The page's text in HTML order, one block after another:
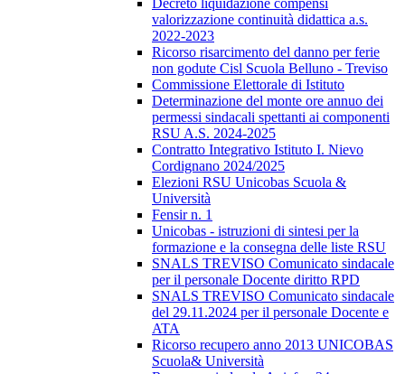
Decreto liquidazione compensi
valorizzazione continuità didattica a.s.
2022-2023
Ricorso risarcimento del danno per ferie
non godute Cisl Scuola Belluno - Treviso
Commissione Elettorale di Istituto
Determinazione del monte ore annuo dei
permessi sindacali spettanti ai componenti
RSU A.S. 2024-2025
Contratto Integrativo Istituto I. Nievo
Cordignano 2024/2025
Elezioni RSU Unicobas Scuola &
Università
Fensir n. 1
Unicobas - istruzioni di sintesi per la
formazione e la consegna delle liste RSU
SNALS TREVISO Comunicato sindacale
per il personale Docente diritto RPD
SNALS TREVISO Comunicato sindacale
del 29.11.2024 per il personale Docente e
ATA
Ricorso recupero anno 2013 UNICOBAS
Scuola& Università